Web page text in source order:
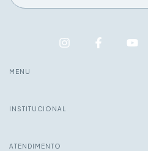
MENU
INSTITUCIONAL
ATENDIMENTO